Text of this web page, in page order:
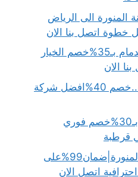
الى الرياض
افضل شركة نقل عفش بالدمام بـ35%خصم الخيار
الان
دينا نقل عفش حي غرناطة..خصم 40%افضل شركة
دينا نقل عفش حي قرطبة بـ30%خصم فوري
قرطبة
شركة نقل عفش بالمدينة المنورة|ضمان99%على